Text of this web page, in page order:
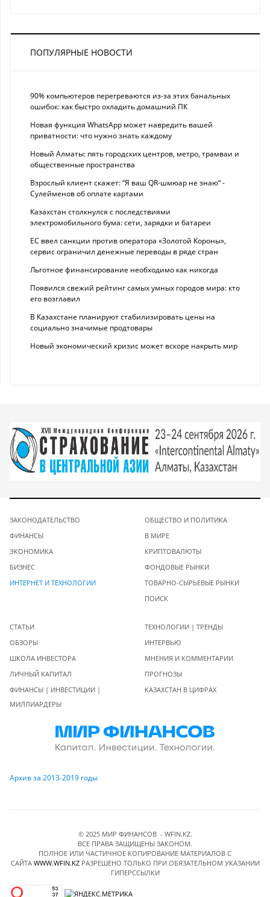
ПОПУЛЯРНЫЕ НОВОСТИ
90% компьютеров перегреваются из-за этих банальных
ошибок: как быстро охладить домашний ПК
Новая функция WhatsApp может навредить вашей
приватности: что нужно знать каждому
Новый Алматы: пять городских центров, метро, трамваи и
общественные пространства
Взрослый клиент скажет: “Я ваш QR-шмюар не знаю“ -
Сулейменов об оплате картами
Казахстан столкнулся с последствиями
электромобильного бума: сети, зарядки и батареи
ЕС ввел санкции против оператора «Золотой Короны»,
сервис ограничил денежные переводы в ряде стран
Льготное финансирование необходимо как никогда
Появился свежий рейтинг самых умных городов мира: кто
его возглавил
В Казахстане планируют стабилизировать цены на
социально значимые продтовары
Новый экономический кризис может вскоре накрыть мир
ЗАКОНОДАТЕЛЬСТВО
ФИНАНСЫ
ЭКОНОМИКА
БИЗНЕС
ИНТЕРНЕТ И ТЕХНОЛОГИИ
ОБЩЕСТВО И ПОЛИТИКА
В МИРЕ
КРИПТОВАЛЮТЫ
ФОНДОВЫЕ РЫНКИ
ТОВАРНО-СЫРЬЕВЫЕ РЫНКИ
ПОИСК
СТАТЬИ
ОБЗОРЫ
ШКОЛА ИНВЕСТОРА
ЛИЧНЫЙ КАПИТАЛ
ФИНАНСЫ | ИНВЕСТИЦИИ |
МИЛЛИАРДЕРЫ
ТЕХНОЛОГИИ | ТРЕНДЫ
ИНТЕРВЬЮ
МНЕНИЯ И КОММЕНТАРИИ
ПРОГНОЗЫ
КАЗАХСТАН В ЦИФРАХ
Архив за 2013-2019 годы
© 2025 МИР ФИНАНСОВ - WFIN.KZ.
ВСЕ ПРАВА ЗАЩИЩЕНЫ ЗАКОНОМ.
ПОЛНОЕ ИЛИ ЧАСТИЧНОЕ КОПИРОВАНИЕ МАТЕРИАЛОВ C
САЙТА WWW.WFIN.KZРАЗРЕШЕНО ТОЛЬКО ПРИ ОБЯЗАТЕЛЬНОМ УКАЗАНИИ
ГИПЕРССЫЛКИ